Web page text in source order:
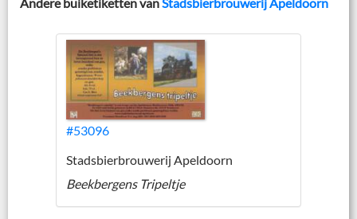
#53096
Stadsbierbrouwerij Apeldoorn
Beekbergens Tripeltje